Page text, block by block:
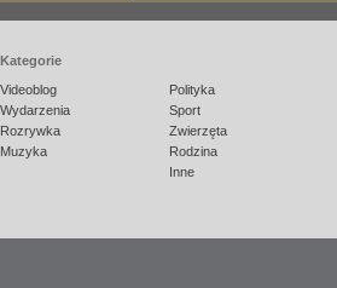
Kategorie
Videoblog
Wydarzenia
Rozrywka
Muzyka
Polityka
Sport
Zwierzęta
Rodzina
Inne